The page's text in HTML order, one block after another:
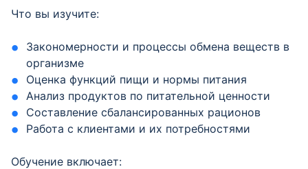
Что вы изучите:
Закономерности и процессы обмена веществ в
организме
Оценка функций пищи и нормы питания
Анализ продуктов по питательной ценности
Составление сбалансированных рационов
Работа с клиентами и их потребностями
Обучение включает: